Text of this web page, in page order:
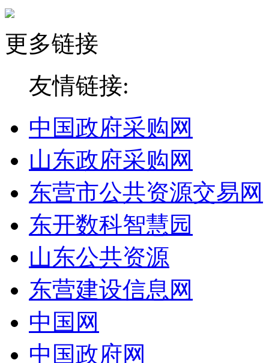
更多链接
友情链接:
中国政府采购网
山东政府采购网
东营市公共资源交易网
东开数科智慧园
山东公共资源
东营建设信息网
中国网
中国政府网